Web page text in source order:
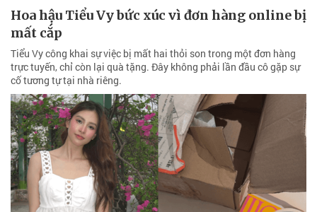
Hoa hậu Tiểu Vy bức xúc vì đơn hàng online bị
mất cắp
Tiểu Vy công khai sự việc bị mất hai thỏi son trong một đơn hàng
trực tuyến, chỉ còn lại quà tặng. Đây không phải lần đầu cô gặp sự
cố tương tự tại nhà riêng.